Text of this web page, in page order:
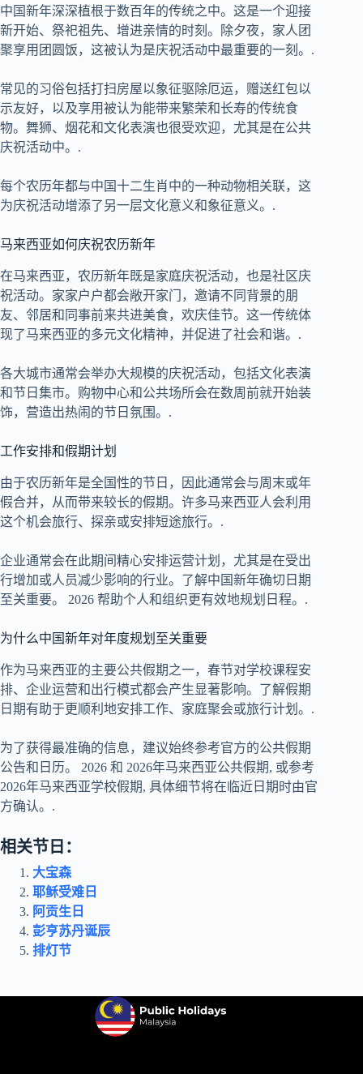
中国新年深深植根于数百年的传统之中。这是一个迎接
新开始、祭祀祖先、增进亲情的时刻。除夕夜，家人团
聚享用团圆饭，这被认为是庆祝活动中最重要的一刻。.
常见的习俗包括打扫房屋以象征驱除厄运，赠送红包以
示友好，以及享用被认为能带来繁荣和长寿的传统食
物。舞狮、烟花和文化表演也很受欢迎，尤其是在公共
庆祝活动中。.
每个农历年都与中国十二生肖中的一种动物相关联，这
为庆祝活动增添了另一层文化意义和象征意义。.
马来西亚如何庆祝农历新年
在马来西亚，农历新年既是家庭庆祝活动，也是社区庆
祝活动。家家户户都会敞开家门，邀请不同背景的朋
友、邻居和同事前来共进美食，欢庆佳节。这一传统体
现了马来西亚的多元文化精神，并促进了社会和谐。.
各大城市通常会举办大规模的庆祝活动，包括文化表演
和节日集市。购物中心和公共场所会在数周前就开始装
饰，营造出热闹的节日氛围。.
工作安排和假期计划
由于农历新年是全国性的节日，因此通常会与周末或年
假合并，从而带来较长的假期。许多马来西亚人会利用
这个机会旅行、探亲或安排短途旅行。.
企业通常会在此期间精心安排运营计划，尤其是在受出
行增加或人员减少影响的行业。了解中国新年确切日期
至关重要。 2026 帮助个人和组织更有效地规划日程。.
为什么中国新年对年度规划至关重要
作为马来西亚的主要公共假期之一，春节对学校课程安
排、企业运营和出行模式都会产生显著影响。了解假期
日期有助于更顺利地安排工作、家庭聚会或旅行计划。.
为了获得最准确的信息，建议始终参考官方的公共假期
公告和日历。 2026 和 2026年马来西亚公共假期, 或参考
2026年马来西亚学校假期, 具体细节将在临近日期时由官
方确认。.
相关节日：
大宝森
耶稣受难日
阿贡生日
彭亨苏丹诞辰
排灯节